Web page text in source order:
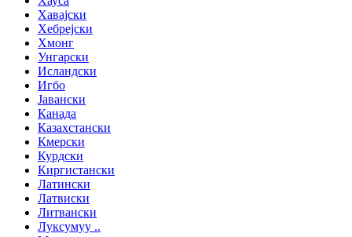
Хавајски
Хебрејски
Хмонг
Унгарски
Исландски
Игбо
Јавански
Канада
Казахстански
Кмерски
Курдски
Киргистански
Латински
Латвиски
Литвански
Луксумуу ..